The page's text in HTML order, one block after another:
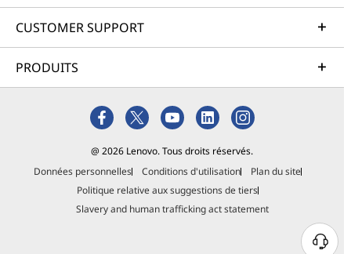
CUSTOMER SUPPORT
PRODUITS
@ 2026 Lenovo. Tous droits réservés.
Données personnelles
Conditions d'utilisation
Plan du site
Politique relative aux suggestions de tiers
Slavery and human trafficking act statement